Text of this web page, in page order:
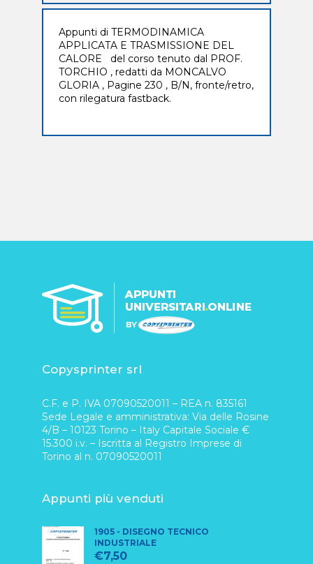
Appunti di TERMODINAMICA
APPLICATA E TRASMISSIONE DEL
CALORE del corso tenuto dal PROF.
TORCHIO , redatti da MONCALVO
GLORIA , Pagine 230 , B/N, fronte/retro,
con rilegatura fastback.
Copysprinter srl
C.F. e P. IVA 07090520011 – REA n. 835161
Sede Legale e amministrativa: Via delle Rosine
4/B – 10123 Torino – Italy Capitale Sociale €
15.300 i.v. – Iscritta al Registro Imprese di
Torino al n. 07090520011
Appunti più venduti
1905 - DISEGNO TECNICO
INDUSTRIALE
€7,50